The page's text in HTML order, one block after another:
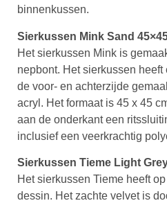
binnenkussen.
Sierkussen Mink Sand
Het sierkussen Mink is
nepbont. Het sierkussen
de voor- en achterzijde
acryl. Het formaat is 45 x 45
aan de onderkant een
inclusief een veerkrachtig
Sierkussen Tieme Light
Het sierkussen Tieme heeft
dessin. Het zachte velvet is